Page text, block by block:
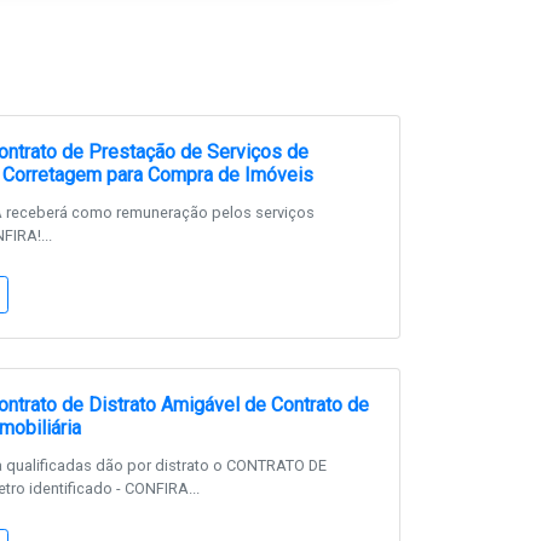
de Prestação de Serviços de
para Compra de Imóveis
receberá como remuneração pelos serviços
de Distrato Amigável de Contrato de
dão por distrato o CONTRATO DE
identificado - CONFIRA...